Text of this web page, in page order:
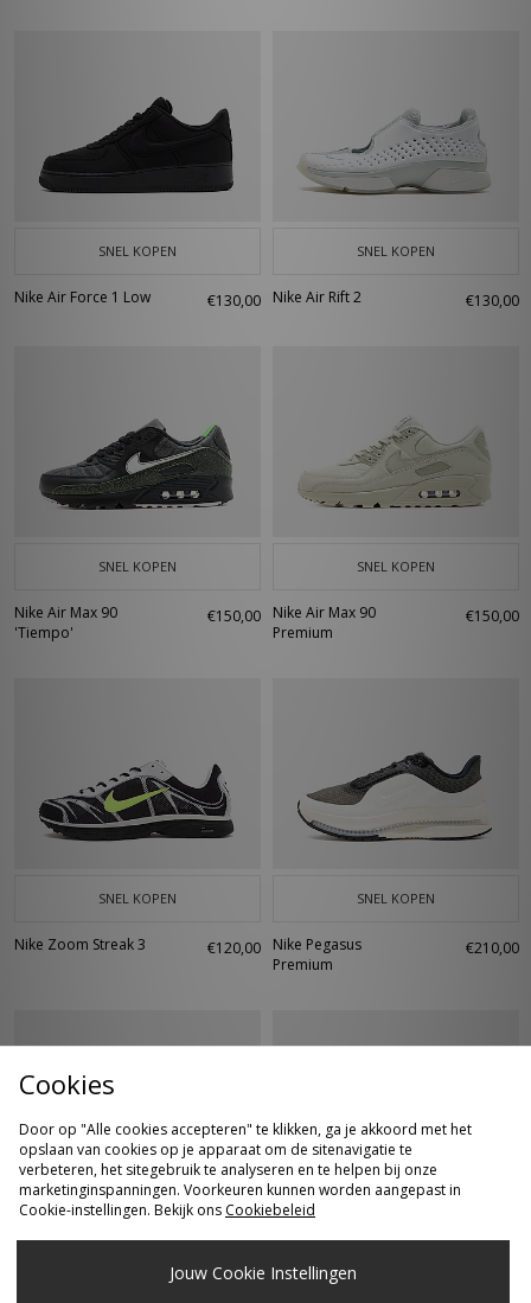
SNEL KOPEN
Nike Air Force 1 Low €130,00
SNEL KOPEN
Nike Air Rift 2 €130,00
SNEL KOPEN
Nike Air Max 90
'Tiempo'
€150,00
SNEL KOPEN
Nike Air Max 90
Premium
€150,00
SNEL KOPEN
Nike Zoom Streak 3 €120,00
SNEL KOPEN
Nike Pegasus
Premium
€210,00
€190,00 Nike Air Max 90
Cookies
Door op "Alle cookies accepteren" te klikken, ga je akkoord met het
opslaan van cookies op je apparaat om de sitenavigatie te
verbeteren, het sitegebruik te analyseren en te helpen bij onze
marketinginspanningen. Voorkeuren kunnen worden aangepast in
Cookie-instellingen. Bekijk ons Cookiebeleid
Jouw Cookie Instellingen